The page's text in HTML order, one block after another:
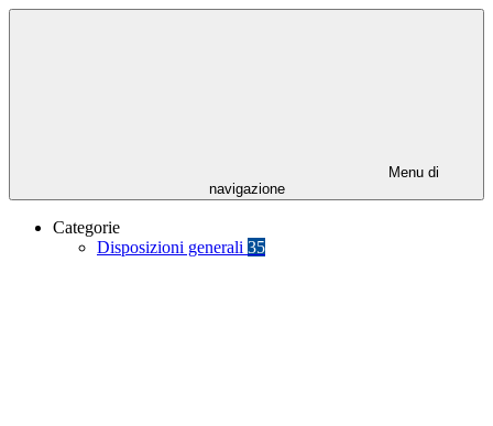
Menu di
navigazione
Categorie
Disposizioni generali 35